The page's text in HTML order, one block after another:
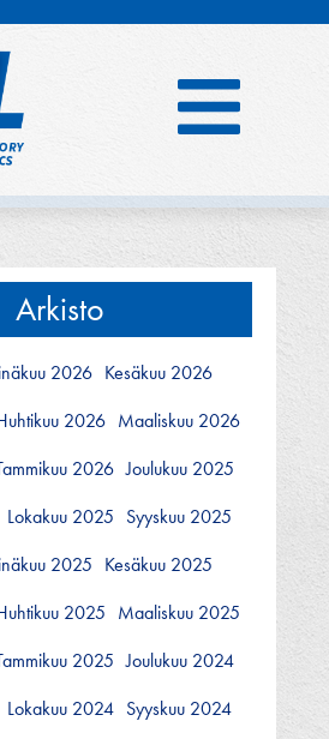
Arkisto
2026 Kesäkuu 2026
2026 Maaliskuu 2026
2026 Joulukuu 2025
Lokakuu 2025 Syyskuu 2025
2025 Kesäkuu 2025
2025 Maaliskuu 2025
2025 Joulukuu 2024
Lokakuu 2024 Syyskuu 2024